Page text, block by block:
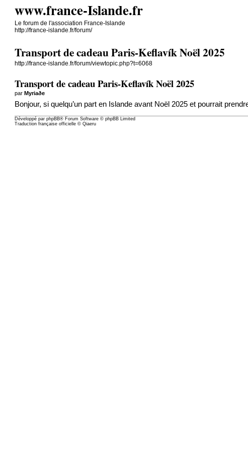
www.france-Islande.fr
Le forum de l'association France-Islande
http://france-islande.fr/forum/
Transport de cadeau Paris-Keflavík Noël 2025
http://france-islande.fr/forum/viewtopic.php?t=6068
Transport de cadeau Paris-Keflavík Noël 2025
parMyriaðe
Bonjour, si quelqu’un part en Islande avant Noël 2025 et pourrait
Développé parphpBB® Forum Software © phpBB Limited
Traduction française officielle ©Qiaeru